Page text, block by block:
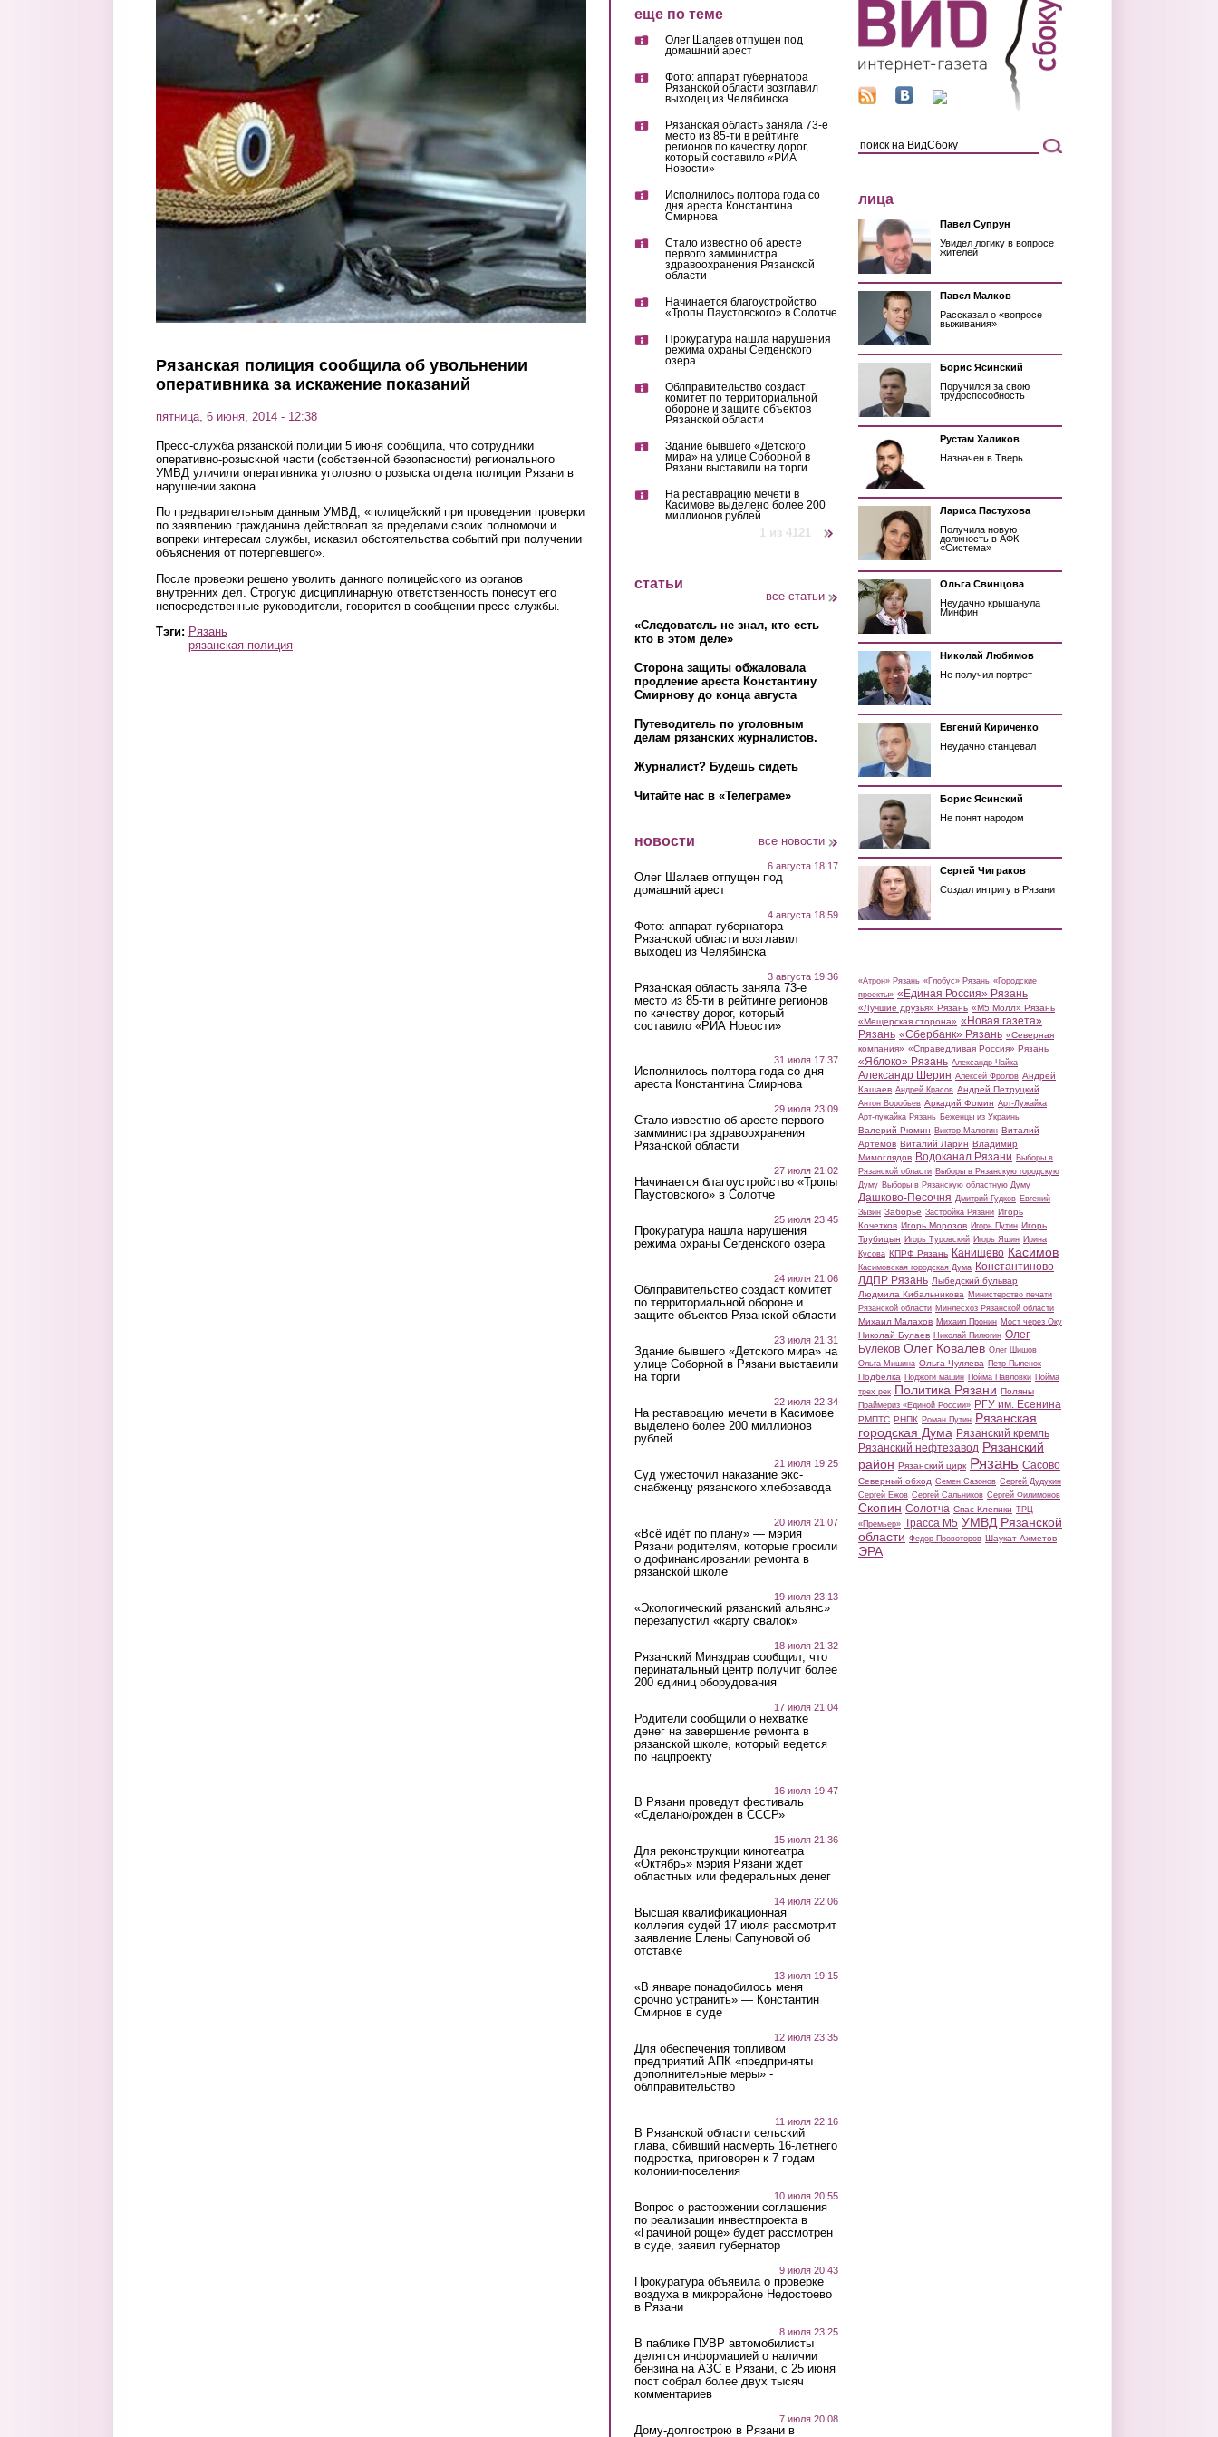
Перейти к основному содержанию
Рязанская полиция сообщила об увольнении
оперативника за искажение показаний
пятница, 6 июня, 2014 - 12:38
Пресс-служба рязанской полиции 5 июня сообщила, что сотрудники
оперативно-розыскной части (собственной безопасности) регионального
УМВД уличили оперативника уголовного розыска отдела полиции Рязани в
нарушении закона.
По предварительным данным УМВД, «полицейский при проведении проверки
по заявлению гражданина действовал за пределами своих полномочи и
вопреки интересам службы, исказил обстоятельства событий при получении
объяснения от потерпевшего».
После проверки решено уволить данного полицейского из органов
внутренних дел. Строгую дисциплинарную ответственность понесут его
непосредственные руководители, говорится в сообщении пресс-службы.
Тэги: Рязань
рязанская полиция
еще по теме
Олег Шалаев отпущен под
домашний арест
Фото: аппарат губернатора
Рязанской области возглавил
выходец из Челябинска
Рязанская область заняла 73-е
место из 85-ти в рейтинге
регионов по качеству дорог,
который составило «РИА
Новости»
Исполнилось полтора года со
дня ареста Константина
Смирнова
Стало известно об аресте
первого замминистра
здравоохранения Рязанской
области
Начинается благоустройство
«Тропы Паустовского» в Солотче
Прокуратура нашла нарушения
режима охраны Сегденского
озера
Облправительство создаст
комитет по территориальной
обороне и защите объектов
Рязанской области
Здание бывшего «Детского
мира» на улице Соборной в
Рязани выставили на торги
На реставрацию мечети в
Касимове выделено более 200
миллионов рублей
1 из 4121
статьи
все статьи
«Следователь не знал, кто есть
кто в этом деле»
Сторона защиты обжаловала
продление ареста Константину
Смирнову до конца августа
Путеводитель по уголовным
делам рязанских журналистов.
Журналист? Будешь сидеть
Читайте нас в «Телеграме»
новости все новости
6 августа 18:17
Олег Шалаев отпущен под
домашний арест
4 августа 18:59
Фото: аппарат губернатора
Рязанской области возглавил
выходец из Челябинска
3 августа 19:36
Рязанская область заняла 73-е
место из 85-ти в рейтинге регионов
по качеству дорог, который
составило «РИА Новости»
31 июля 17:37
Исполнилось полтора года со дня
ареста Константина Смирнова
29 июля 23:09
Стало известно об аресте первого
замминистра здравоохранения
Рязанской области
27 июля 21:02
Начинается благоустройство «Тропы
Паустовского» в Солотче
25 июля 23:45
Прокуратура нашла нарушения
режима охраны Сегденского озера
24 июля 21:06
Облправительство создаст комитет
по территориальной обороне и
защите объектов Рязанской области
23 июля 21:31
Здание бывшего «Детского мира» на
улице Соборной в Рязани выставили
на торги
22 июля 22:34
На реставрацию мечети в Касимове
выделено более 200 миллионов
рублей
21 июля 19:25
Суд ужесточил наказание экс-
снабженцу рязанского хлебозавода
20 июля 21:07
«Всё идёт по плану» — мэрия
Рязани родителям, которые просили
о дофинансировании ремонта в
рязанской школе
19 июля 23:13
«Экологический рязанский альянс»
перезапустил «карту свалок»
18 июля 21:32
Рязанский Минздрав сообщил, что
перинатальный центр получит более
200 единиц оборудования
17 июля 21:04
Родители сообщили о нехватке
денег на завершение ремонта в
рязанской школе, который ведется
по нацпроекту
16 июля 19:47
В Рязани проведут фестиваль
«Сделано/рождён в СССР»
15 июля 21:36
Для реконструкции кинотеатра
«Октябрь» мэрия Рязани ждет
областных или федеральных денег
14 июля 22:06
Высшая квалификационная
коллегия судей 17 июля рассмотрит
заявление Елены Сапуновой об
отставке
13 июля 19:15
«В январе понадобилось меня
срочно устранить» — Константин
Смирнов в суде
12 июля 23:35
Для обеспечения топливом
предприятий АПК «предприняты
дополнительные меры» -
облправительство
11 июля 22:16
В Рязанской области сельский
глава, сбивший насмерть 16-летнего
подростка, приговорен к 7 годам
колонии-поселения
10 июля 20:55
Вопрос о расторжении соглашения
по реализации инвестпроекта в
«Грачиной роще» будет рассмотрен
в суде, заявил губернатор
9 июля 20:43
Прокуратура объявила о проверке
воздуха в микрорайоне Недостоево
в Рязани
8 июля 23:25
В паблике ПУВР автомобилисты
делятся информацией о наличии
бензина на АЗС в Рязани, с 25 июня
пост собрал более двух тысяч
комментариев
7 июля 20:08
Дому-долгострою в Рязани в
лица
Павел Супрун
Увидел логику в вопросе
жителей
Павел Малков
Рассказал о «вопросе
выживания»
Борис Ясинский
Поручился за свою
трудоспособность
Рустам Халиков
Назначен в Тверь
Лариса Пастухова
Получила новую
должность в АФК
«Система»
Ольга Свинцова
Неудачно крышанула
Минфин
Николай Любимов
Не получил портрет
Евгений Кириченко
Неудачно станцевал
Борис Ясинский
Не понят народом
Сергей Чиграков
Создал интригу в Рязани
«Атрон» Рязань «Глобус» Рязань «Городские
проекты» «Единая Россия» Рязань
«Лучшие друзья» Рязань «М5 Молл» Рязань
«Мещерская сторона» «Новая газета»
Рязань «Сбербанк» Рязань «Северная
компания» «Справедливая Россия» Рязань
«Яблоко» Рязань Александр Чайка
Александр Шерин Алексей Фролов Андрей
Кашаев Андрей Красов Андрей Петруцкий
Антон Воробьев Аркадий Фомин Арт-Лужайка
Арт-лужайка Рязань Беженцы из Украины
Валерий Рюмин Виктор Малюгин Виталий
Артемов Виталий Ларин Владимир
Мимоглядов Водоканал Рязани Выборы в
Рязанской области Выборы в Рязанскую городскую
Думу Выборы в Рязанскую областную Думу
Дашково-Песочня Дмитрий Гудков Евгений
Зызин Заборье Застройка Рязани Игорь
Кочетков Игорь Морозов Игорь Путин Игорь
Трубицын Игорь Туровский Игорь Яшин Ирина
Кусова КПРФ Рязань Канищево Касимов
Касимовская городская Дума Константиново
ЛДПР Рязань Лыбедский бульвар
Людмила Кибальникова Министерство печати
Рязанской области Минлесхоз Рязанской области
Михаил Малахов Михаил Пронин Мост через Оку
Николай Булаев Николай Пилюгин Олег
Булеков Олег Ковалев Олег Шишов
Ольга Мишина Ольга Чуляева Петр Пыленок
Подбелка Поджоги машин Пойма Павловки Пойма
трех рек Политика Рязани Поляны
Праймериз «Единой России» РГУ им. Есенина
РМПТС РНПК Роман Путин Рязанская
городская Дума Рязанский кремль
Рязанский нефтезавод Рязанский
район Рязанский цирк Рязань Сасово
Северный обход Семен Сазонов Сергей Дудукин
Сергей Ежов Сергей Сальников Сергей Филимонов
Скопин Солотча Спас-Клепики ТРЦ
«Премьер» Трасса М5 УМВД Рязанской
области Федор Провоторов Шаукат Ахметов
ЭРА